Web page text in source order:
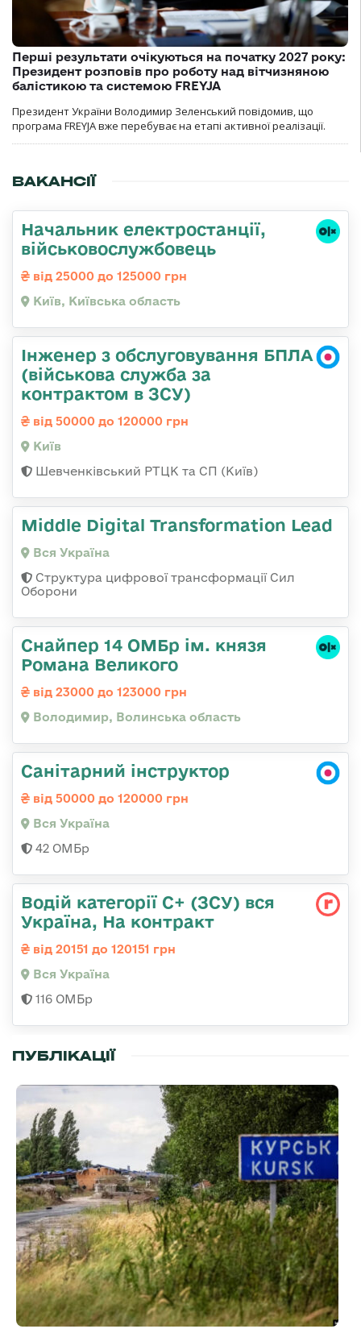
Перші результати очікуються на початку 2027 року:
Президент розповів про роботу над вітчизняною
балістикою та системою FREYJA
Президент України Володимир Зеленський повідомив, що
програма FREYJA вже перебуває на етапі активної реалізації.
ВАКАНСІЇ
Начальник електpостанції,
військовослужбовець
від 25000 до 125000 грн
Київ, Київська область
Інженер з обслуговування БПЛА
(військова служба за
контрактом в ЗСУ)
від 50000 до 120000 грн
Київ
Шевченківський РТЦК та СП (Київ)
Middle Digital Transformation Lead
Вся Україна
Структура цифрової трансформації Сил
Оборони
Снайпер 14 ОМБр ім. князя
Романа Великого
від 23000 до 123000 грн
Володимир, Волинська область
Санітарний інструктор
від 50000 до 120000 грн
Вся Україна
42 ОМБр
Водій категорії С+ (ЗСУ) вся
Україна, На контракт
від 20151 до 120151 грн
Вся Україна
116 ОМБр
ПУБЛІКАЦІЇ